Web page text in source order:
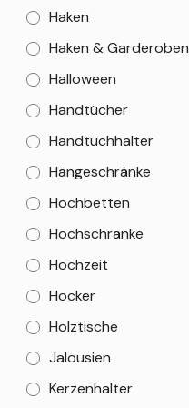
Haken
Haken & Garderoben
Halloween
Handtücher
Handtuchhalter
Hängeschränke
Hochbetten
Hochschränke
Hochzeit
Hocker
Holztische
Jalousien
Kerzenhalter